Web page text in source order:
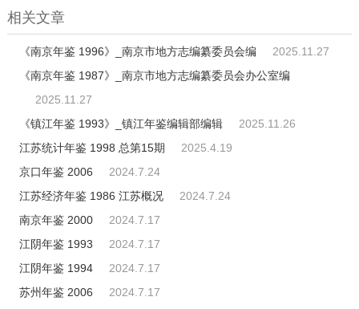
相关文章
《南京年鉴 1996》_南京市地方志编纂委员会编
2025.11.27
《南京年鉴 1987》_南京市地方志编纂委员会办公室编
2025.11.27
《镇江年鉴 1993》_镇江年鉴编辑部编辑
2025.11.26
江苏统计年鉴 1998 总第15期
2025.4.19
京口年鉴 2006
2024.7.24
江苏经济年鉴 1986 江苏概况
2024.7.24
南京年鉴 2000
2024.7.17
江阴年鉴 1993
2024.7.17
江阴年鉴 1994
2024.7.17
苏州年鉴 2006
2024.7.17